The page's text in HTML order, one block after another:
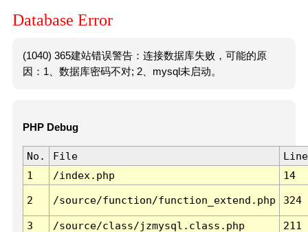
Database Error
(1040) 365建站错误警告：连接数据库失败，可能的原
因：1、数据库密码不对; 2、mysql未启动。
PHP Debug
No. File
Line
1
/index.php 14
2 /source/function/function_extend.php 324
3 /source/class/jzmysql.class.php
211